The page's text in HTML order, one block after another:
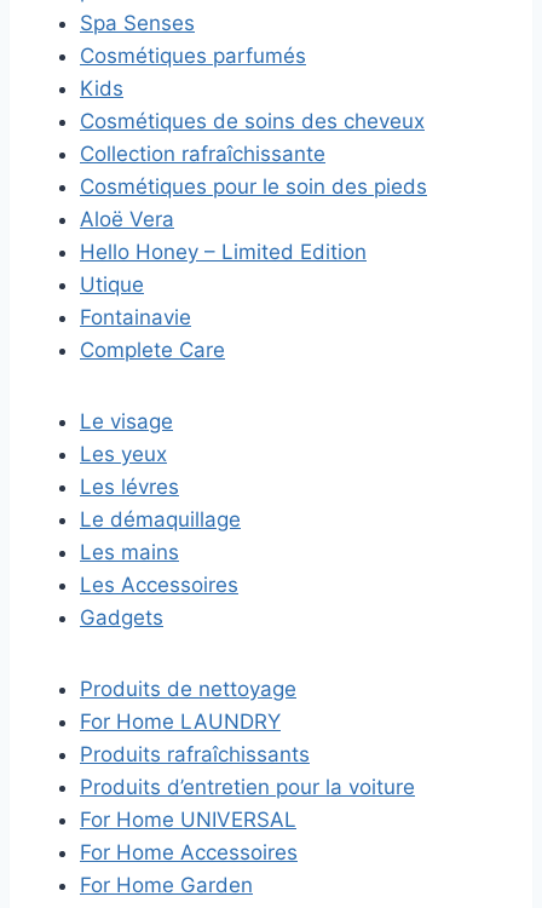
Spa Senses
Cosmétiques parfumés
Kids
Cosmétiques de soins des cheveux
Collection rafraîchissante
Cosmétiques pour le soin des pieds
Aloë Vera
Hello Honey – Limited Edition
Utique
Fontainavie
Complete Care
Le visage
Les yeux
Les lévres
Le démaquillage
Les mains
Les Accessoires
Gadgets
Produits de nettoyage
For Home LAUNDRY
Produits rafraîchissants
Produits d’entretien pour la voiture
For Home UNIVERSAL
For Home Accessoires
For Home Garden